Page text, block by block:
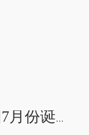
j9九游会好意思国7月份诞生许可终值为136.2万套 环比着落2.2%-九游会(中国区)集团官方网站